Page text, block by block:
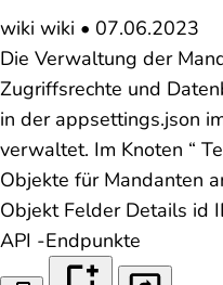
wiki wiki • 07.06.2023
Die Verwaltung der
Zugriffsrechte und
in der appsettings.json
verwaltet. Im Knoten “
Objekte für Mandanten
Objekt Felder Details id
API -Endpunkte